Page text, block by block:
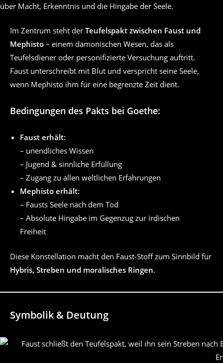
über Macht, Erkenntnis und die Hingabe der Seele.
Im Zentrum steht der Teufelspakt zwischen Faust und
Mephisto – einem dämonischen Wesen, das als
Teufelsdiener oder personifizierte Versuchung auftritt.
Faust unterschreibt mit Blut und verspricht seine Seele,
wenn Mephisto ihm für eine begrenzte Zeit dient.
Bedingungen des Pakts bei Goethe:
Faust erhält:
– unendliches Wissen
– Jugend & sinnliche Erfüllung
– Zugang zu allen weltlichen Erfahrungen
Mephisto erhält:
– Fausts Seele nach dem Tod
– Absolute Hingabe im Gegenzug zur irdischen
Freiheit
Diese Konstellation macht den Faust-Stoff zum Sinnbild für
Hybris, Streben und moralisches Ringen.
Symbolik & Deutung